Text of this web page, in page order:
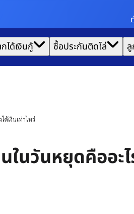
ได้เงินกู้ ซื้อประกันติดโล่
ด้เงินเท่าไหร่
ในวันหยุดคืออะ